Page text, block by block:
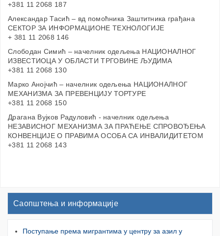
+381 11 2068 187
Александар Тасић – вд помоћника Заштитника грађана
СЕКТОР ЗА ИНФОРМАЦИОНЕ ТЕХНОЛОГИЈЕ
+ 381 11 2068 146
Слободан Симић – начелник одељења НАЦИОНАЛНОГ
ИЗВЕСТИОЦА У ОБЛАСТИ ТРГОВИНЕ ЉУДИМА
+381 11 2068 130
Марко Анојчић – начелник одељења НАЦИОНАЛНОГ
МЕХАНИЗМА ЗА ПРЕВЕНЦИЈУ ТОРТУРЕ
+381 11 2068 150
Драгана Вујков Радуловић - начелник одељења
НЕЗАВИСНОГ МЕХАНИЗМА ЗА ПРАЋЕЊЕ СПРОВОЂЕЊА
КОНВЕНЦИЈЕ О ПРАВИМА ОСОБА СА ИНВАЛИДИТЕТОМ
+381 11 2068 143
Саопштења и информације
Поступање према мигрантима у центру за азил у